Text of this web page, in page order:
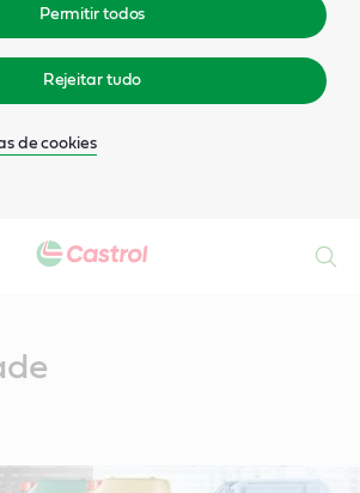
Permitir todos
Rejeitar tudo
de cookies